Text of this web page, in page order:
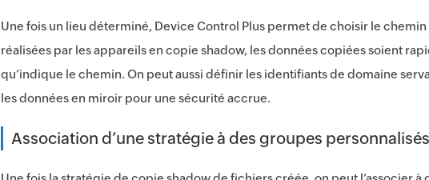
Une fois un lieu déterminé, Device Control Plus permet de choisir le
réalisées par les appareils en copie shadow, les données copiées soient
qu’indique le chemin. On peut aussi définir les identifiants de domaine
les données en miroir pour une sécurité accrue.
Association d’une stratégie à des groupes personnalisés